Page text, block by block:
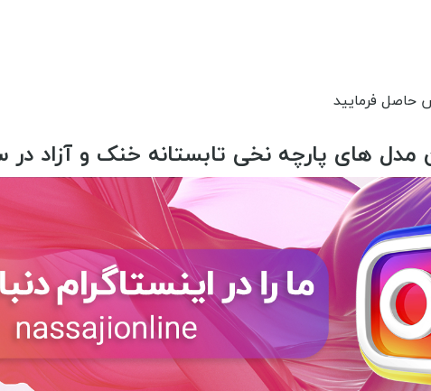
مدل های پارچه نخی تابستانه خنک و آزاد در